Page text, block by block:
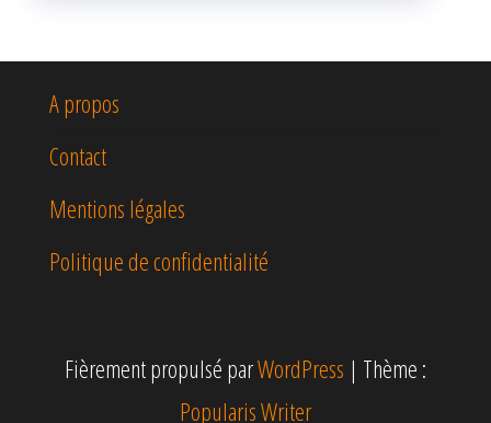
A propos
Contact
Mentions légales
Politique de confidentialité
Fièrement propulsé parWordPress | Thème :
Popularis Writer